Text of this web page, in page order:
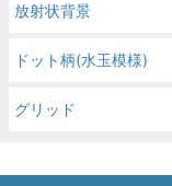
放射状背景
ドット柄(水玉模様)
グリッド